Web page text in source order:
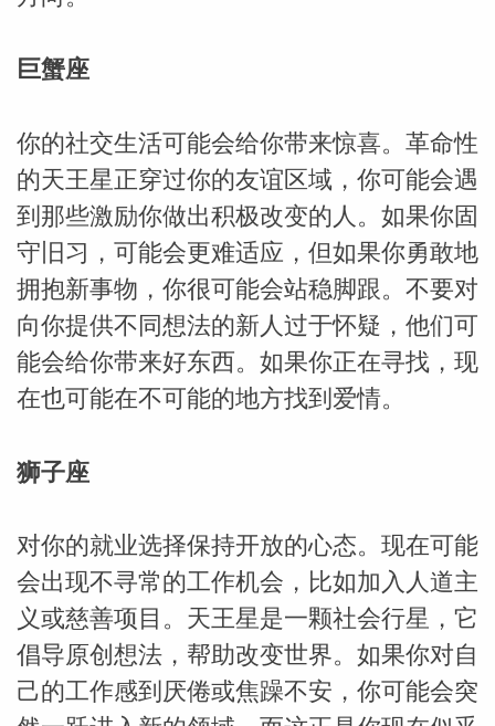
miller
巨蟹座
你的社交生活可能会给你带来惊喜。革命性
的天王星正穿过你的友谊区域，你可能会遇
到那些激励你做出积极改变的人。如果你固
守旧习，可能会更难适应，但如果你勇敢地
拥抱新事物，你很可能会站稳脚跟。不要对
向你提供不同想法的新人过于怀疑，他们可
能会给你带来好东西。如果你正在寻找，现
在也可能在不可能的地方找到爱情。
狮子座
对你的就业选择保持开放的心态。现在可能
会出现不寻常的工作机会，比如加入人道主
义或慈善项目。天王星是一颗社会行星，它
倡导原创想法，帮助改变世界。如果你对自
己的工作感到厌倦或焦躁不安，你可能会突